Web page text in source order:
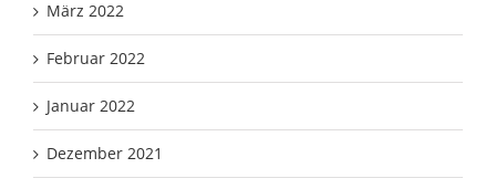
März 2022
Februar 2022
Januar 2022
Dezember 2021